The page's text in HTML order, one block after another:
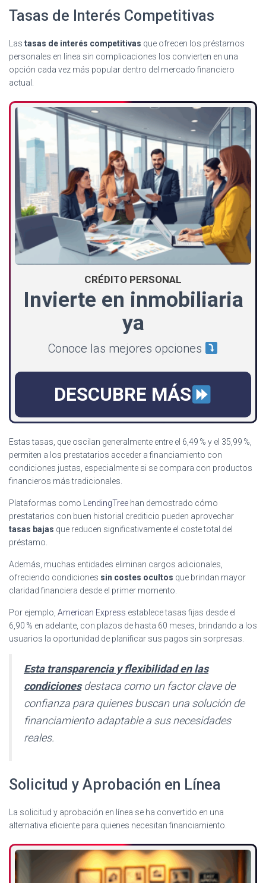
Tasas de Interés Competitivas
Las tasas de interés competitivas que ofrecen los préstamos
personales en línea sin complicaciones los convierten en una
opción cada vez más popular dentro del mercado financiero
actual.
CRÉDITO PERSONAL
Invierte en inmobiliaria
ya
Conoce las mejores opciones
DESCUBRE MÁS
Estas tasas, que oscilan generalmente entre el 6,49 % y el 35,99 %,
permiten a los prestatarios acceder a financiamiento con
condiciones justas, especialmente si se compara con productos
financieros más tradicionales.
Plataformas como LendingTree han demostrado cómo
prestatarios con buen historial crediticio pueden aprovechar
tasas bajas que reducen significativamente el coste total del
préstamo.
Además, muchas entidades eliminan cargos adicionales,
ofreciendo condiciones sin costes ocultos que brindan mayor
claridad financiera desde el primer momento.
Por ejemplo, American Express establece tasas fijas desde el
6,90 % en adelante, con plazos de hasta 60 meses, brindando a los
usuarios la oportunidad de planificar sus pagos sin sorpresas.
Esta transparencia y flexibilidad en las
condicionesdestaca como un factor clave de
confianza para quienes buscan una solución de
financiamiento adaptable a sus necesidades
reales.
Solicitud y Aprobación en Línea
La solicitud y aprobación en línea se ha convertido en una
alternativa eficiente para quienes necesitan financiamiento.